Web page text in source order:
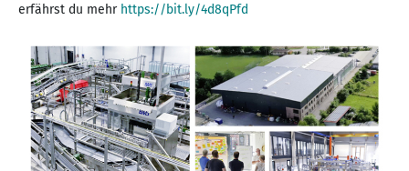
erfährst du mehr https://bit.ly/4d8qPfd